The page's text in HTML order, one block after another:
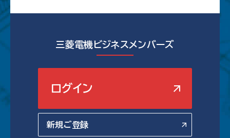
三菱電機ビジネスメンバーズ
ログイン
新規ご登録